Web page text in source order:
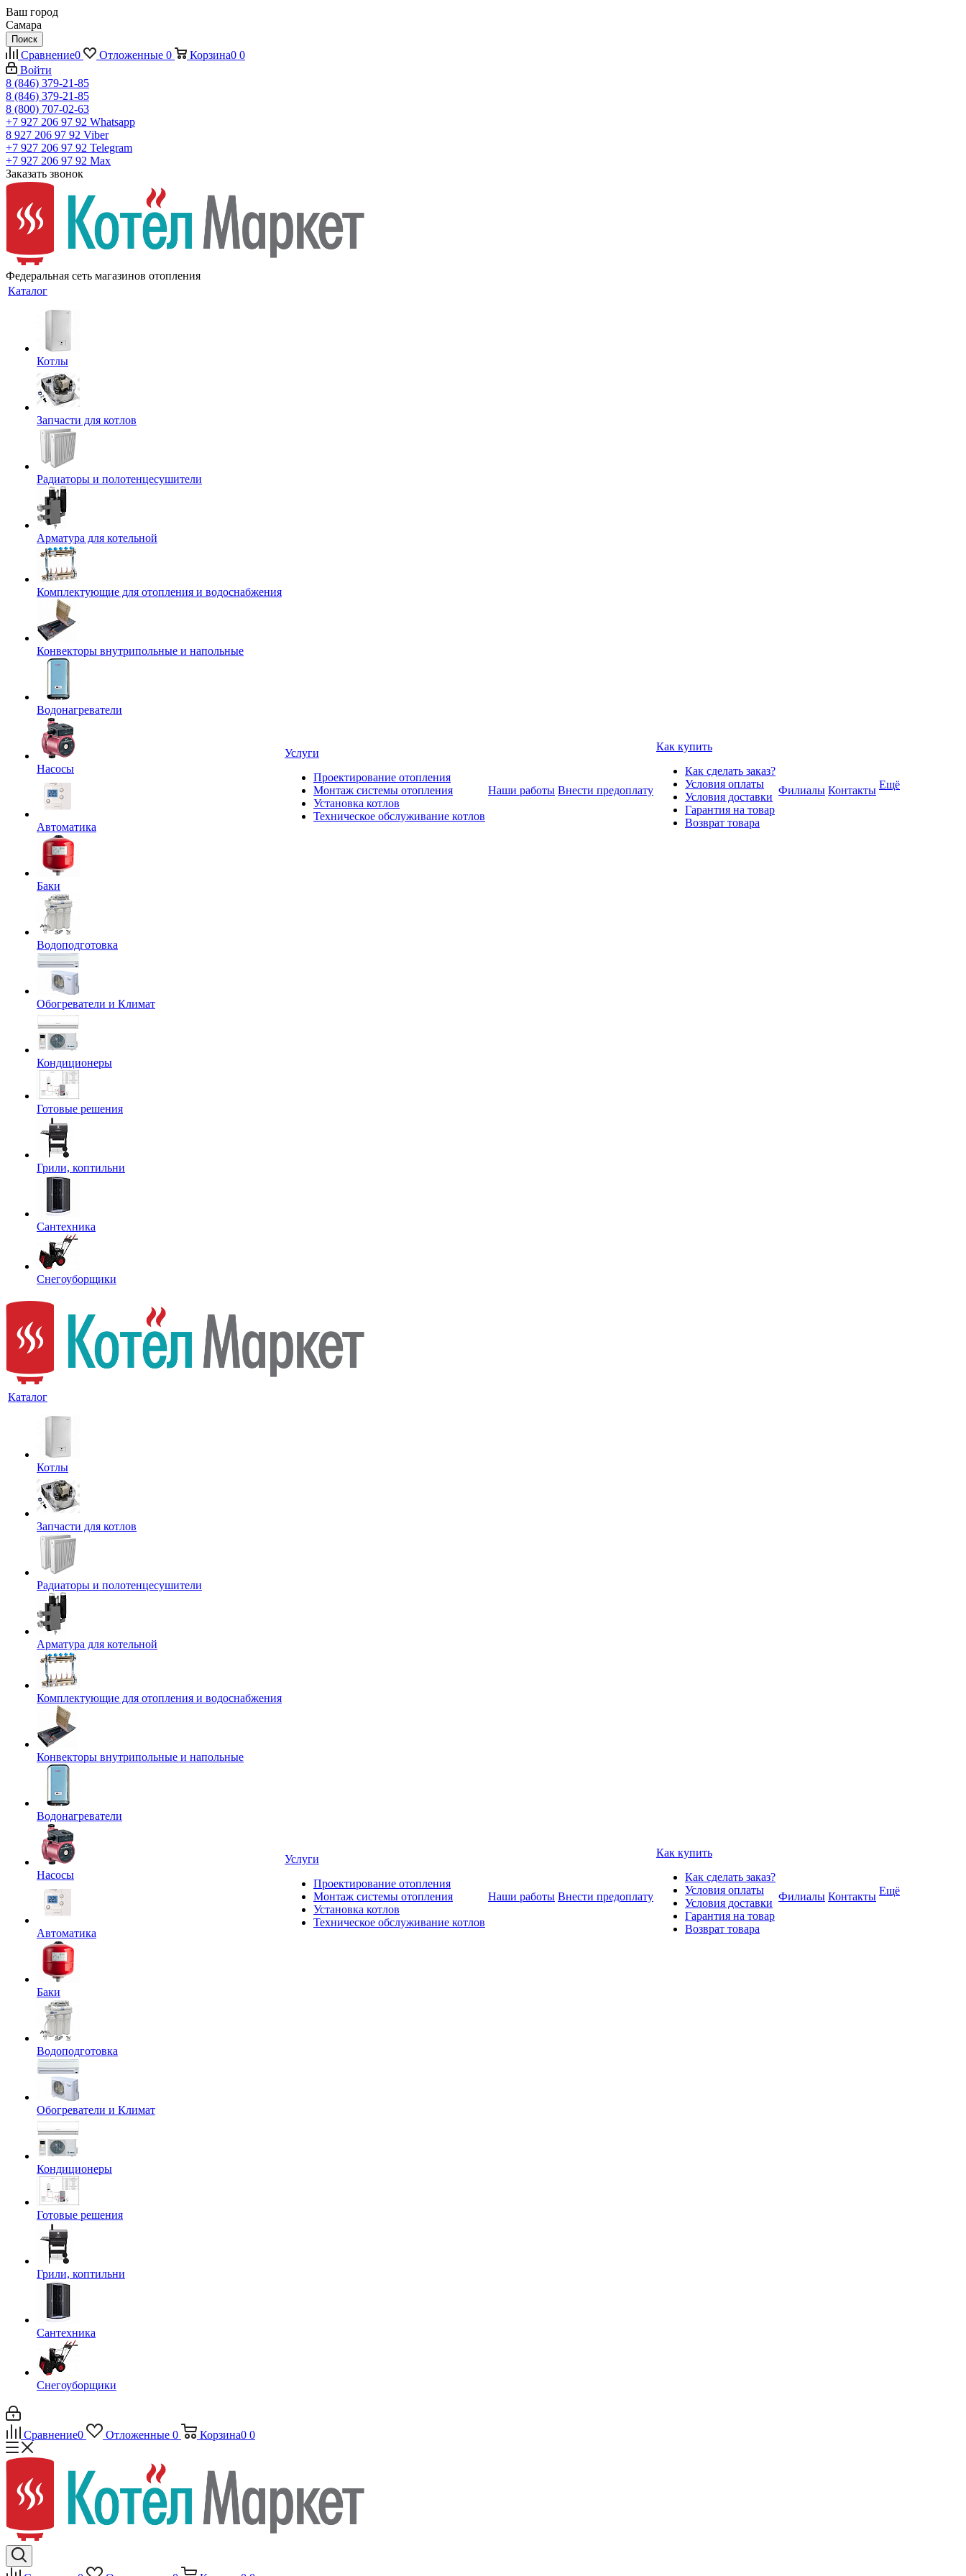
Ваш город
Самара
Поиск
Сравнение0 Отложенные 0 Корзина0 0
Войти
8 (846) 379-21-85
8 (846) 379-21-85
8 (800) 707-02-63
+7 927 206 97 92 Whatsapp
8 927 206 97 92 Viber
+7 927 206 97 92 Telegram
+7 927 206 97 92 Max
Заказать звонок
Федеральная сеть магазинов отопления
Каталог
Котлы
Запчасти для котлов
Радиаторы и полотенцесушители
Арматура для котельной
Комплектующие для отопления и водоснабжения
Конвекторы внутрипольные и напольные
Водонагреватели
Насосы
Автоматика
Баки
Водоподготовка
Обогреватели и Климат
Кондиционеры
Готовые решения
Грили, коптильни
Сантехника
Снегоуборщики
Услуги
Проектирование отопления
Монтаж системы отопления
Установка котлов
Техническое обслуживание котлов
Наши работы Внести предоплату
Как купить
Как сделать заказ?
Условия оплаты
Условия доставки
Гарантия на товар
Возврат товара
Филиалы Контакты Ещё
Каталог
Котлы
Запчасти для котлов
Радиаторы и полотенцесушители
Арматура для котельной
Комплектующие для отопления и водоснабжения
Конвекторы внутрипольные и напольные
Водонагреватели
Насосы
Автоматика
Баки
Водоподготовка
Обогреватели и Климат
Кондиционеры
Готовые решения
Грили, коптильни
Сантехника
Снегоуборщики
Услуги
Проектирование отопления
Монтаж системы отопления
Установка котлов
Техническое обслуживание котлов
Наши работы Внести предоплату
Как купить
Как сделать заказ?
Условия оплаты
Условия доставки
Гарантия на товар
Возврат товара
Филиалы Контакты Ещё
Сравнение0 Отложенные 0 Корзина0 0